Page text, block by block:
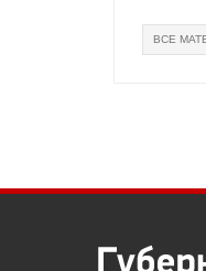
ВСЕ